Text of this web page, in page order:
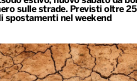
sulle strade. Previsti oltre
spostamenti nel weekend